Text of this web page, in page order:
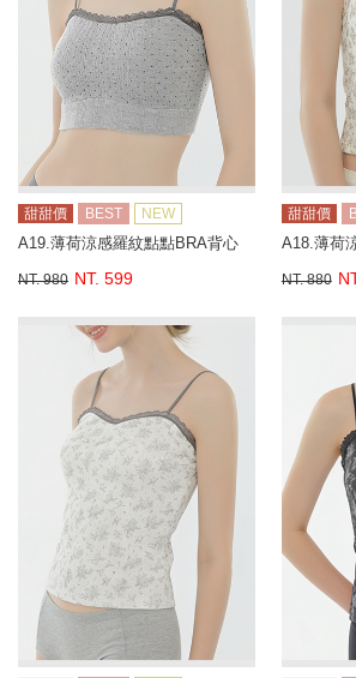
甜甜價 BEST NEW
A19.薄荷涼感羅紋點點BRA背心
NT. 980 NT. 599
甜甜價
NT. 880